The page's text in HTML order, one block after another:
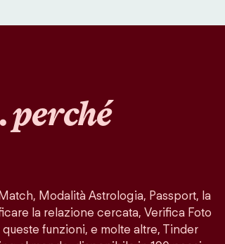
perché
Modalità Astrologia, Passport, la
la relazione cercata, Verifica Foto
funzioni, e molte altre, Tinder